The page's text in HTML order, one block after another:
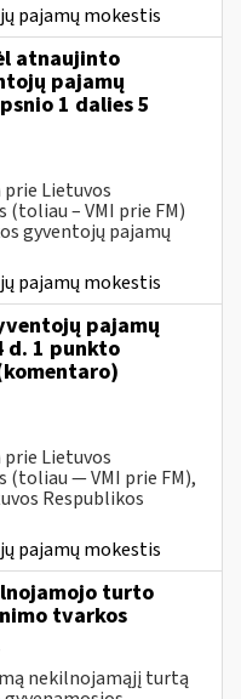
pajamų mokestis
atnaujinto
pajamų
1 dalies 5
Lietuvos
– VMI prie FM)
gyventojų pajamų
pajamų mokestis
pajamų
d. 1 punkto
Lietuvos
(toliau — VMI prie FM),
Respublikos
pajamų mokestis
turto
tvarkos
nekilnojamąjį turtą